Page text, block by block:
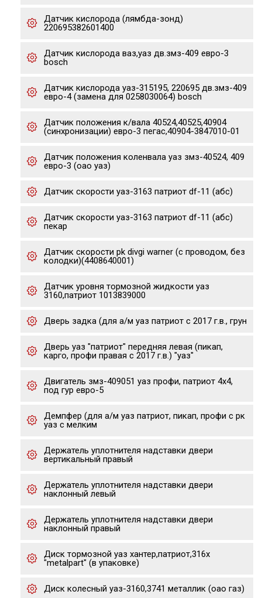
Датчик кислорода (лямбда-зонд)
220695382601400
Датчик кислорода ваз,уаз дв.змз-409 евро-3
bosch
Датчик кислорода уаз-315195, 220695 дв.змз-409
евро-4 (замена для 0258030064) bosch
Датчик положения к/вала 40524,40525,40904
(синхронизации) евро-3 пегас,40904-3847010-01
Датчик положения коленвала уаз змз-40524, 409
евро-3 (оао уаз)
Датчик скорости уаз-3163 патриот df-11 (абс)
Датчик скорости уаз-3163 патриот df-11 (абс)
пекар
Датчик скорости pk divgi warner (с проводом, без
колодки)(4408640001)
Датчик уровня тормозной жидкости уаз
3160,патриот 1013839000
Дверь задка (для а/м уаз патриот с 2017 г.в., грун
Дверь уаз "патриот" передняя левая (пикап,
карго, профи правая с 2017 г.в.) "уаз"
Двигатель змз-409051 уаз профи, патриот 4х4,
под гур евро-5
Демпфер (для а/м уаз патриот, пикап, профи с рк
уаз с мелким
Держатель уплотнителя надставки двери
вертикальный правый
Держатель уплотнителя надставки двери
наклонный левый
Держатель уплотнителя надставки двери
наклонный правый
Диск тормозной уаз хантер,патриот,316x
"metalpart" (в упаковке)
Диск колесный уаз-3160,3741 металлик (оао газ)